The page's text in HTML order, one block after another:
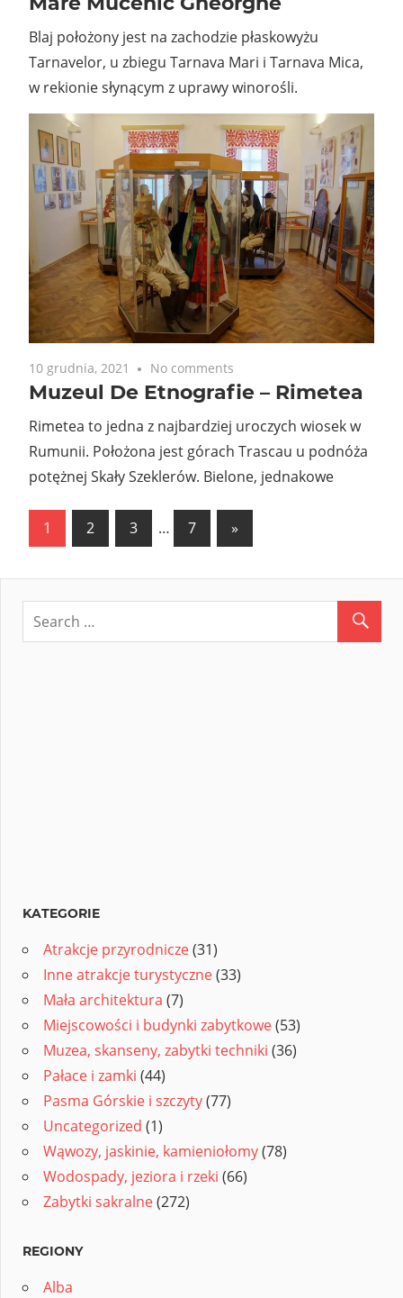
Blaj położony jest na zachodzie płaskowyżu
Tarnavelor, u zbiegu Tarnava Mari i Tarnava Mica,
w rekionie słynącym z uprawy winorośli.
10 grudnia, 2021 No comments
Muzeul De Etnografie – Rimetea
Rimetea to jedna z najbardziej uroczych wiosek w
Rumunii. Położona jest górach Trascau u podnóża
potężnej Skały Szeklerów. Bielone, jednakowe
Stronicowanie
1 2 3 … 7
Next
Posts
»
KATEGORIE
Atrakcje przyrodnicze(31)
Inne atrakcje turystyczne(33)
Mała architektura (7)
Miejscowości i budynki zabytkowe(53)
Muzea, skanseny, zabytki techniki (36)
Pałace i zamki (44)
Pasma Górskie i szczyty(77)
Uncategorized (1)
Wąwozy, jaskinie, kamieniołomy(78)
Wodospady, jeziora i rzeki (66)
Zabytki sakralne(272)
REGIONY
Alba